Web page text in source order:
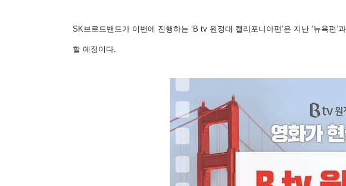
SK브로드밴드가 이번에 진행하는 ‘B tv 원정대 캘리포니아편’은 지난 ‘뉴욕편
할 예정이다.